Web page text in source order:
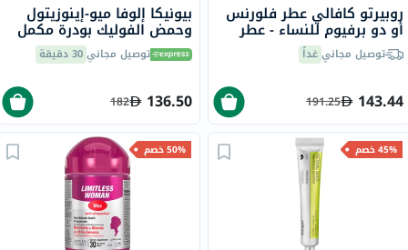
روبيرتو كافالي عطر فلورنس
أو دو برفيوم للنساء - عطر
زهري فاكهي 75 مل
توصيل مجانيغداً
143.44
191.25
بيونيكا إلوفا ميو-إينوزيتول
وحمض الفوليك بودرة مكمل
غذائي للنساء قابلة للذوبان
في الفم 3 جرام، حزمة من 30توصيل مجاني30 دقيقة
136.50
182
45% خصم 50% خصم